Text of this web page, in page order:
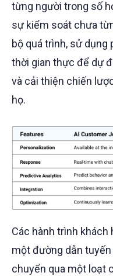
từng người trong số
sự kiểm soát chưa
bộ quá trình, sử dụng
thời gian thực để dự
và cải thiện chiến
họ.
Các hành trình
một đường dẫn
chuyển qua một loạt